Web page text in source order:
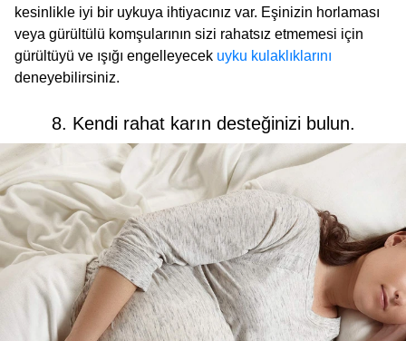
kesinlikle iyi bir uykuya ihtiyacınız var. Eşinizin horlaması
veya gürültülü komşularının sizi rahatsız etmemesi için
gürültüyü ve ışığı engelleyecek uyku kulaklıklarını
deneyebilirsiniz.
8. Kendi rahat karın desteğinizi bulun.